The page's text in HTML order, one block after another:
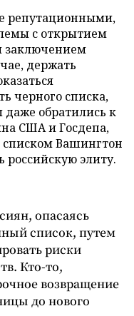
репутационными,
с открытием
заключением
держать
черного списка,
обратились к
США и Госдепа,
списком Вашингтон
элиту.
опасаясь
список, путем
риски
Кто-то,
возвращение
до нового